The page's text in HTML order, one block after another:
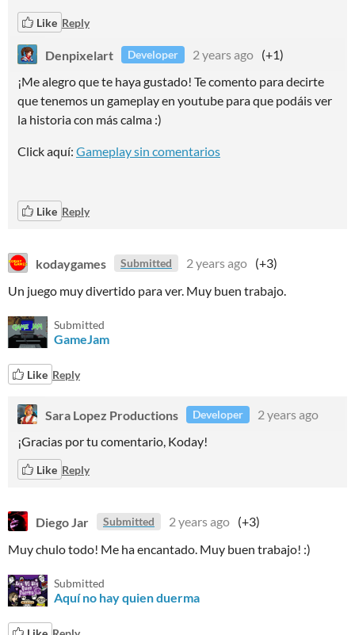
Like Reply
Denpixelart Developer 2 years ago (+1)
¡Me alegro que te haya gustado! Te comento para decirte
que tenemos un gameplay en youtube para que podáis ver
la historia con más calma :)
Click aquí: Gameplay sin comentarios
Like Reply
kodaygames Submitted 2 years ago (+3)
Un juego muy divertido para ver. Muy buen trabajo.
Submitted
GameJam
Like Reply
Sara Lopez Productions Developer
2 years ago
¡Gracias por tu comentario, Koday!
Like Reply
Diego Jar Submitted 2 years ago (+3)
Muy chulo todo! Me ha encantado. Muy buen trabajo! :)
Submitted
Aquí no hay quien duerma